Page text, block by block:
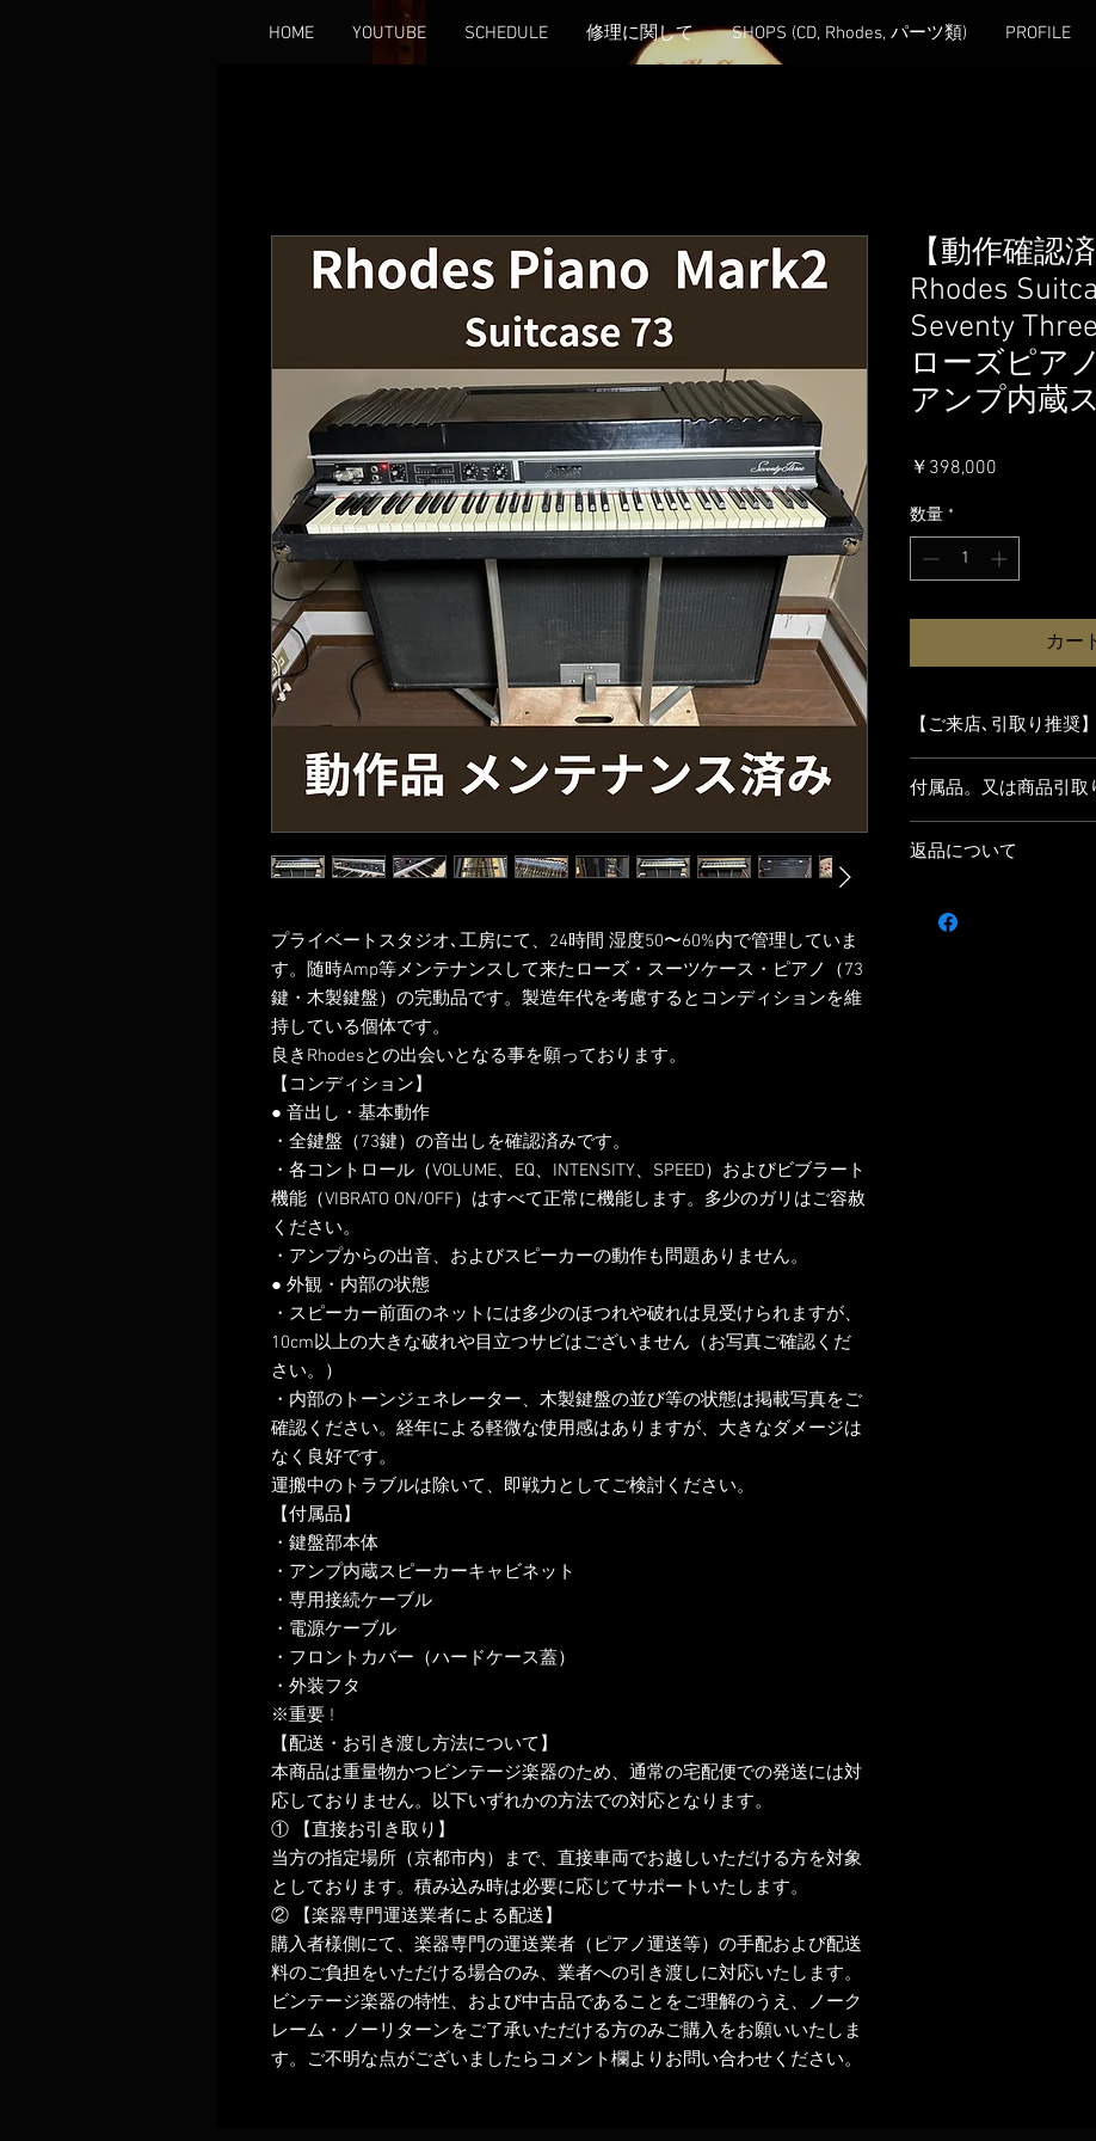
HOME YOUTUBE SCHEDULE 修理に関して SHOPS (CD, Rhodes, パーツ類) PROFILE
プライベートスタジオ､工房にて、24時間 湿度50〜60%内で管理していま
す。随時Amp等メンテナンスして来たローズ・スーツケース・ピアノ（73
鍵・木製鍵盤）の完動品です。製造年代を考慮するとコンディションを維
持している個体です。
良きRhodesとの出会いとなる事を願っております。
【コンディション】
● 音出し・基本動作
・全鍵盤（73鍵）の音出しを確認済みです。
・各コントロール（VOLUME、EQ、INTENSITY、SPEED）およびビブラート
機能（VIBRATO ON/OFF）はすべて正常に機能します。多少のガリはご容赦
ください。
・アンプからの出音、およびスピーカーの動作も問題ありません。
● 外観・内部の状態
・スピーカー前面のネットには多少のほつれや破れは見受けられますが、
10cm以上の大きな破れや目立つサビはございません（お写真ご確認くだ
さい。）
・内部のトーンジェネレーター、木製鍵盤の並び等の状態は掲載写真をご
確認ください。経年による軽微な使用感はありますが、大きなダメージは
なく良好です。
運搬中のトラブルは除いて、即戦力としてご検討ください。
【付属品】
・鍵盤部本体
・アンプ内蔵スピーカーキャビネット
・専用接続ケーブル
・電源ケーブル
・フロントカバー（ハードケース蓋）
・外装フタ
※重要 !
【配送・お引き渡し方法について】
本商品は重量物かつビンテージ楽器のため、通常の宅配便での発送には対
応しておりません。以下いずれかの方法での対応となります。
① 【直接お引き取り】
当方の指定場所（京都市内）まで、直接車両でお越しいただける方を対象
としております。積み込み時は必要に応じてサポートいたします。
② 【楽器専門運送業者による配送】
購入者様側にて、楽器専門の運送業者（ピアノ運送等）の手配および配送
料のご負担をいただける場合のみ、業者への引き渡しに対応いたします。
ビンテージ楽器の特性、および中古品であることをご理解のうえ、ノーク
レーム・ノーリターンをご了承いただける方のみご購入をお願いいたしま
す。ご不明な点がございましたらコメント欄よりお問い合わせください。
【動作確認
Rhodes
Seventy
ローズピア
アンプ内蔵
￥398,000
数量 *
カー
【ご来店､引取り推奨】
本商品は重量物かつビ
便での発送には対応し
法での対応となります。
ただける方を対象とし
付属品。又は商品引取
でも、パーツの欠損が
ナンスやスタジオでの
【付属品】
返品について
調整や調律は無料【但